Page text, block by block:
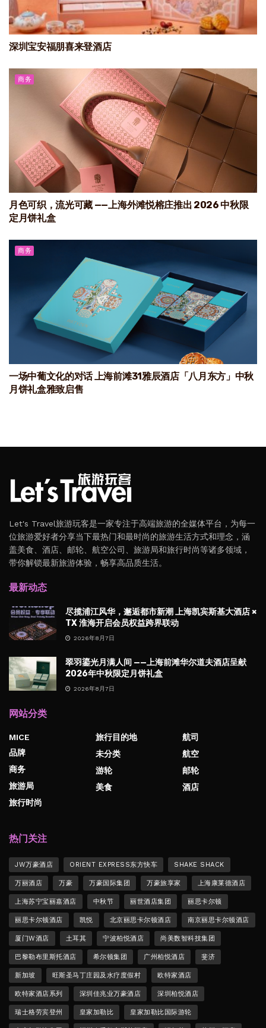
深圳宝安福朋喜来登酒店
商务
月色可织，流光可藏 ——上海外滩悦榕庄推出 2026 中秋限
定月饼礼盒
商务
一场中葡文化的对话 上海前滩31雅辰酒店「八月东方」中秋
月饼礼盒雅致启售
Let's Travel旅游玩客是一家专注于高端旅游的全媒体平台，为每一
位旅游爱好者分享当下最热门和最时尚的旅游生活方式和理念，涵
盖美食、酒店、邮轮、航空公司、旅游局和旅行时尚等诸多领域，
带你解锁最新旅游体验，畅享高品质生活。
最新动态
尽揽浦江风华，邂逅都市新潮 上海凯宾斯基大酒店 ×
TX 淮海开启会员权益跨界联动
2026年8月7日
翠羽鎏光月满人间 ——上海前滩华尔道夫酒店呈献
2026年中秋限定月饼礼盒
2026年8月7日
网站分类
MICE
品牌
商务
旅游局
旅行时尚
旅行目的地
未分类
游轮
美食
航司
航空
邮轮
酒店
热门关注
JW万豪酒店 ORIENT EXPRESS东方快车 SHAKE SHACK
万丽酒店 万豪 万豪国际集团 万豪旅享家 上海康莱德酒店
上海苏宁宝丽嘉酒店 中秋节 丽世酒店集团 丽思卡尔顿
丽思卡尔顿酒店 凯悦 北京丽思卡尔顿酒店 南京丽思卡尔顿酒店
厦门W酒店 土耳其 宁波柏悦酒店 尚美数智科技集团
巴黎勒布里斯托酒店 希尔顿集团 广州柏悦酒店 斐济
新加坡 旺斯圣马丁庄园及水疗度假村 欧特家酒店
欧特家酒店系列 深圳佳兆业万豪酒店 深圳柏悦酒店
瑞士格劳宾登州 皇家加勒比 皇家加勒比国际游轮